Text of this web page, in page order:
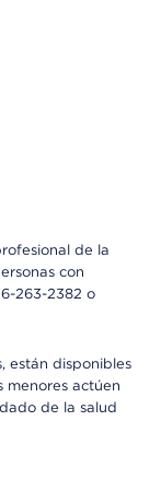
de la
con
263-2382 o
están disponibles
menores actúen
de la salud